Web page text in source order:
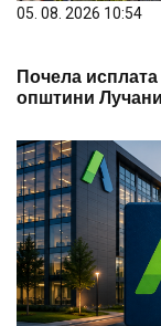
05. 08. 2026 10:54
Почела
општини Лучани